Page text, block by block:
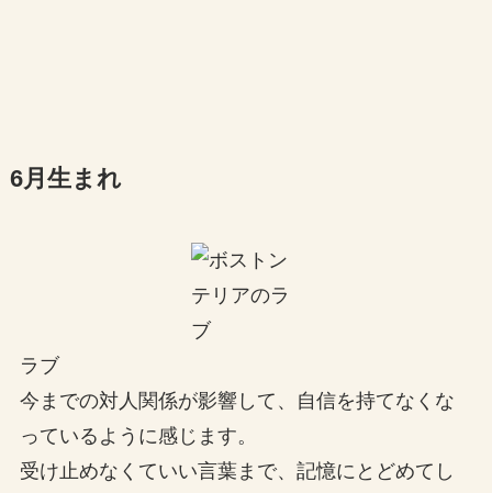
6月生まれ
ラブ
今までの対人関係が影響して、自信を持てなくな
っているように感じます。
受け止めなくていい言葉まで、記憶にとどめてし